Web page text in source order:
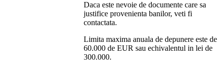
Daca este nevoie de documente care sa
justifice provenienta banilor, veti fi
contactata.
Limita maxima anuala de depunere este de
60.000 de EUR sau echivalentul in lei de
300.000.